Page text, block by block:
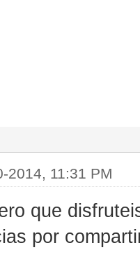
2014, 11:31 PM
que
por